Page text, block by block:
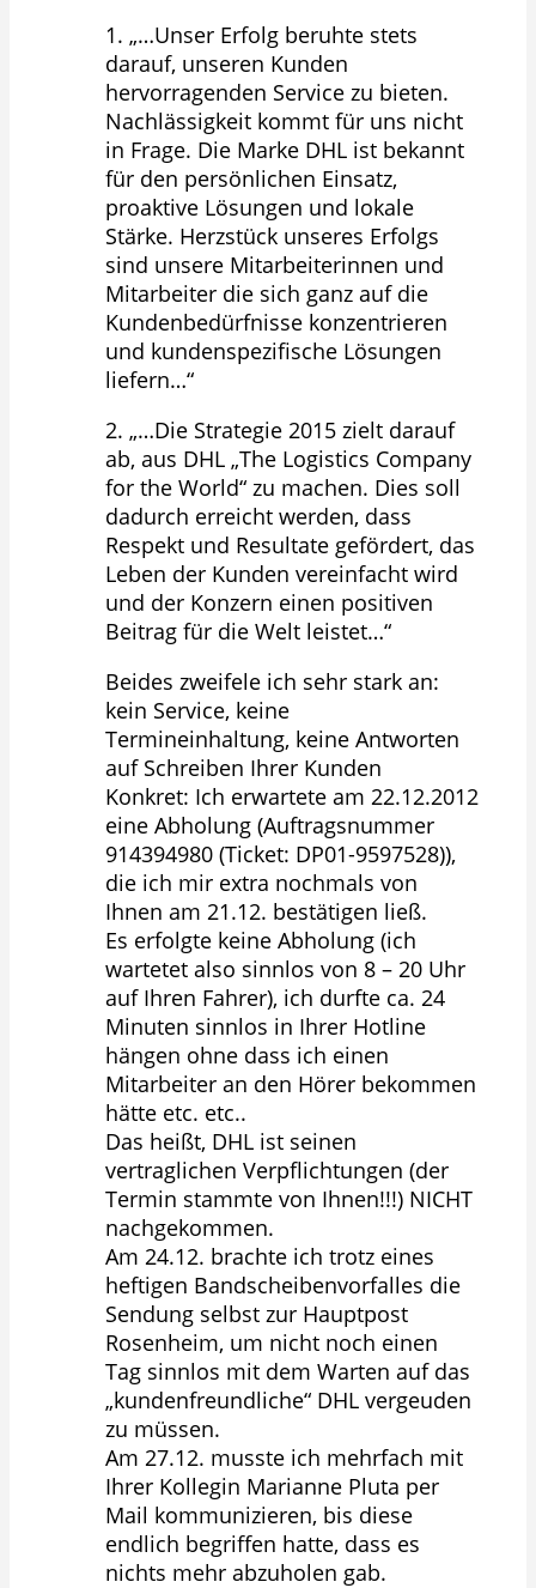
1. „…Unser Erfolg beruhte stets
darauf, unseren Kunden
hervorragenden Service zu bieten.
Nachlässigkeit kommt für uns nicht
in Frage. Die Marke DHL ist bekannt
für den persönlichen Einsatz,
proaktive Lösungen und lokale
Stärke. Herzstück unseres Erfolgs
sind unsere Mitarbeiterinnen und
Mitarbeiter die sich ganz auf die
Kundenbedürfnisse konzentrieren
und kundenspezifische Lösungen
liefern…“
2. „…Die Strategie 2015 zielt darauf
ab, aus DHL „The Logistics Company
for the World“ zu machen. Dies soll
dadurch erreicht werden, dass
Respekt und Resultate gefördert, das
Leben der Kunden vereinfacht wird
und der Konzern einen positiven
Beitrag für die Welt leistet…“
Beides zweifele ich sehr stark an:
kein Service, keine
Termineinhaltung, keine Antworten
auf Schreiben Ihrer Kunden
Konkret: Ich erwartete am 22.12.2012
eine Abholung (Auftragsnummer
914394980 (Ticket: DP01-9597528)),
die ich mir extra nochmals von
Ihnen am 21.12. bestätigen ließ.
Es erfolgte keine Abholung (ich
wartetet also sinnlos von 8 – 20 Uhr
auf Ihren Fahrer), ich durfte ca. 24
Minuten sinnlos in Ihrer Hotline
hängen ohne dass ich einen
Mitarbeiter an den Hörer bekommen
hätte etc. etc..
Das heißt, DHL ist seinen
vertraglichen Verpflichtungen (der
Termin stammte von Ihnen!!!) NICHT
nachgekommen.
Am 24.12. brachte ich trotz eines
heftigen Bandscheibenvorfalles die
Sendung selbst zur Hauptpost
Rosenheim, um nicht noch einen
Tag sinnlos mit dem Warten auf das
„kundenfreundliche“ DHL vergeuden
zu müssen.
Am 27.12. musste ich mehrfach mit
Ihrer Kollegin Marianne Pluta per
Mail kommunizieren, bis diese
endlich begriffen hatte, dass es
nichts mehr abzuholen gab.